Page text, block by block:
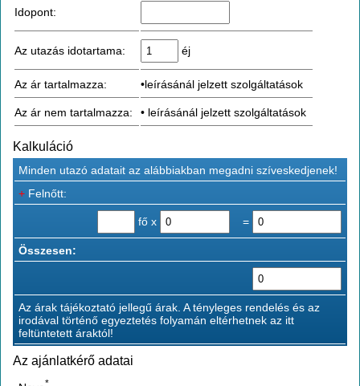
Idopont:
Az utazás idotartama: éj
Az ár tartalmazza: •leírásánál jelzett szolgáltatások
Az ár nem tartalmazza: • leírásánál jelzett szolgáltatások
Kalkuláció
Minden utazó adatait az alábbiakban megadni szíveskedjenek!
+ Felnőtt:
fő x =
Összesen:
Az árak tájékoztató jellegű árak. A tényleges rendelés és az
irodával történő egyeztetés folyamán eltérhetnek az itt
feltüntetett áraktól!
Az ajánlatkérő adatai
*